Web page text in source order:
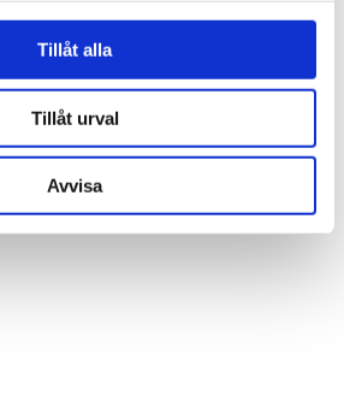
Tillåt alla
Tillåt urval
Avvisa